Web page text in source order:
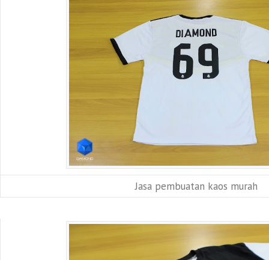
Jasa pembuatan kaos murah